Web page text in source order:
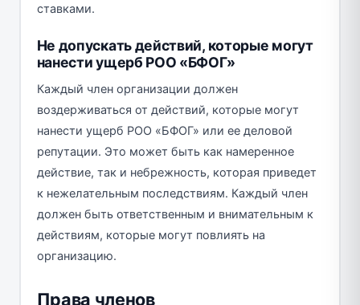
ставками.
Не допускать действий, которые могут
нанести ущерб РОО «БФОГ»
Каждый член организации должен
воздерживаться от действий, которые могут
нанести ущерб РОО «БФОГ» или ее деловой
репутации. Это может быть как намеренное
действие, так и небрежность, которая приведет
к нежелательным последствиям. Каждый член
должен быть ответственным и внимательным к
действиям, которые могут повлиять на
организацию.
Права членов